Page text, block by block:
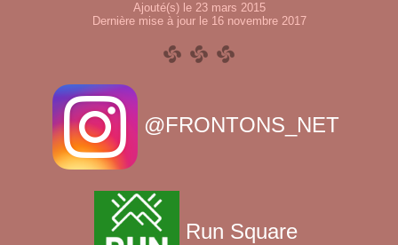
Ajouté(s) le 23 mars 2015
Dernière mise à jour le 16 novembre 2017
@FRONTONS_NET
Run Square